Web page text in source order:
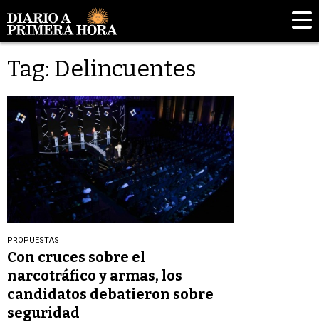
Tag: Delincuentes
PROPUESTAS
Con cruces sobre el
narcotráfico y armas, los
candidatos debatieron sobre
seguridad